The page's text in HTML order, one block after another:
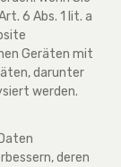
6 Abs. 1 lit. a
Geräten mit
darunter
werden.
deren